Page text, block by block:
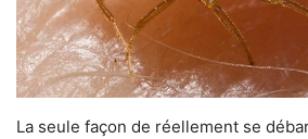
La seule façon de réellement se